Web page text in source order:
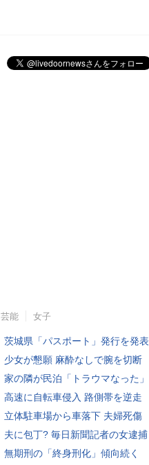
芸能 女子
茨城県「パスポート」発行を発表
少女が懇願 麻酔なしで腕を切断
家の隣が民泊「トラウマなった」
高速に自転車侵入 路側帯を逆走
立体駐車場から車落下 夫婦死傷
夫に包丁? 毎日新聞記者の女逮捕
無期刑の「終身刑化」傾向続く